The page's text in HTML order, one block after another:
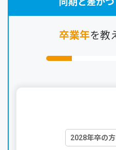
卒業年を教
2028年卒の